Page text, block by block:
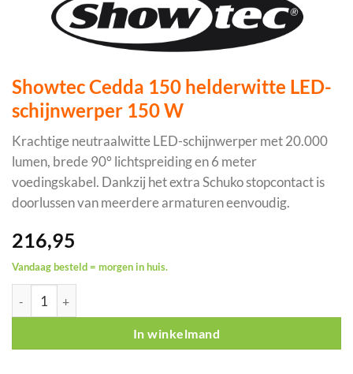
Showtec Cedda 150 helderwitte LED-
schijnwerper 150 W
Krachtige neutraalwitte LED-schijnwerper met 20.000
lumen, brede 90° lichtspreiding en 6 meter
voedingskabel. Dankzij het extra Schuko stopcontact is
doorlussen van meerdere armaturen eenvoudig.
216,95
Vandaag besteld = morgen in huis.
Showtec Cedda 150 helderwitte LED-schijnwerper 150 W
In winkelmand